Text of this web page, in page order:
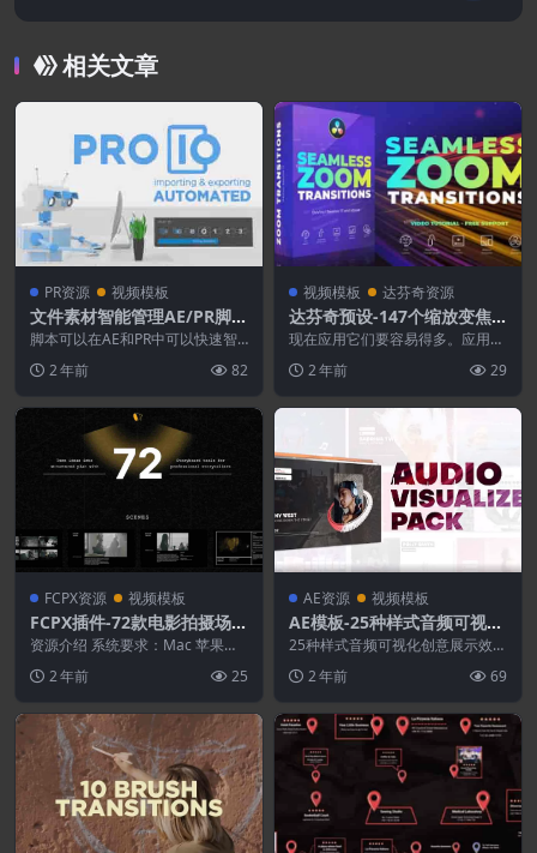
相关文章
PR资源 视频模板
文件素材智能管理AE/PR脚本
Aescripts Pro IO v2.17.6
+使用教程
脚本可以在AE和PR中可以快速智
量输出。用于Aft...
2 年前 82
视频模板 达芬奇资源
达芬奇预设-147个缩放变焦
冲击旋转视频无缝转场预设
现在应用它们要容易得多。应用过
删除镜头之间...
2 年前 29
FCPX资源 视频模板
FCPX插件-72款电影拍摄场景
故事板架构图文排版设计字幕
转场效果动画
资源介绍 系统要求：Mac 苹果系
容：支持Int...
2 年前 25
AE资源 视频模板
AE模板-25种样式音频可视化
创意展示效果
25种样式音频可视化创意展示效果
2 年前 69